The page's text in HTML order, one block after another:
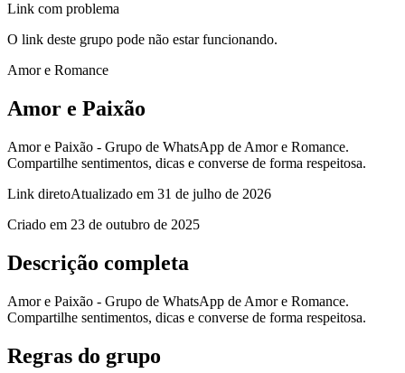
Link com problema
O link deste grupo pode não estar funcionando.
Amor e Romance
Amor e Paixão
Amor e Paixão - Grupo de WhatsApp de Amor e Romance.
Compartilhe sentimentos, dicas e converse de forma respeitosa.
Link diretoAtualizado em 31 de julho de 2026
Criado em 23 de outubro de 2025
Descrição completa
Amor e Paixão - Grupo de WhatsApp de Amor e Romance.
Compartilhe sentimentos, dicas e converse de forma respeitosa.
Regras do grupo